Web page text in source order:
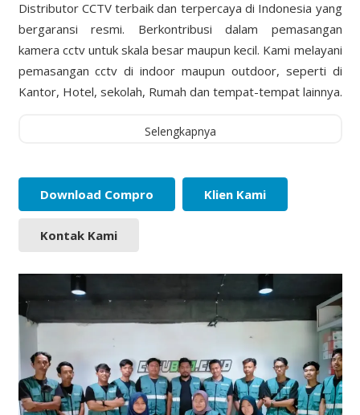
Distributor CCTV terbaik dan terpercaya di Indonesia yang
bergaransi resmi. Berkontribusi dalam pemasangan
kamera cctv untuk skala besar maupun kecil. Kami melayani
pemasangan cctv di indoor maupun outdoor, seperti di
Kantor, Hotel, sekolah, Rumah dan tempat-tempat lainnya.
Selengkapnya
Download Compro Klien Kami
Kontak Kami